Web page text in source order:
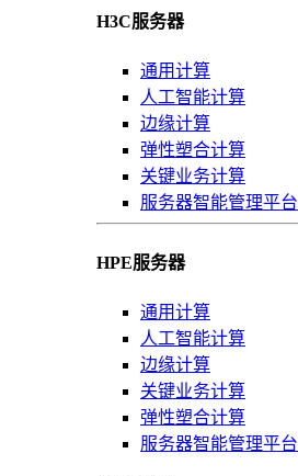
H3C服务器
通用计算
人工智能计算
边缘计算
弹性塑合计算
关键业务计算
服务器智能管理平台
HPE服务器
通用计算
人工智能计算
边缘计算
关键业务计算
弹性塑合计算
服务器智能管理平台